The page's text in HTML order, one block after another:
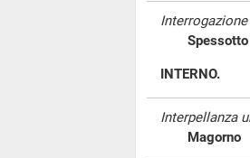
INTERNO.
Interpellanza